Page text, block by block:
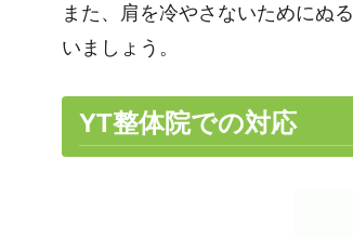
また、肩を冷やさないためにぬ
いましょう。
YT整体院での対応